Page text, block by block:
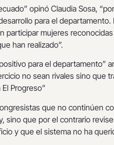
opinó Claudia Sosa,
para el departamento.
participar mujeres
han realizado”.
para el departamento”
no sean rivales sino que
Progreso”
que no continúen
sino que por el contrario
y que el sistema no ha